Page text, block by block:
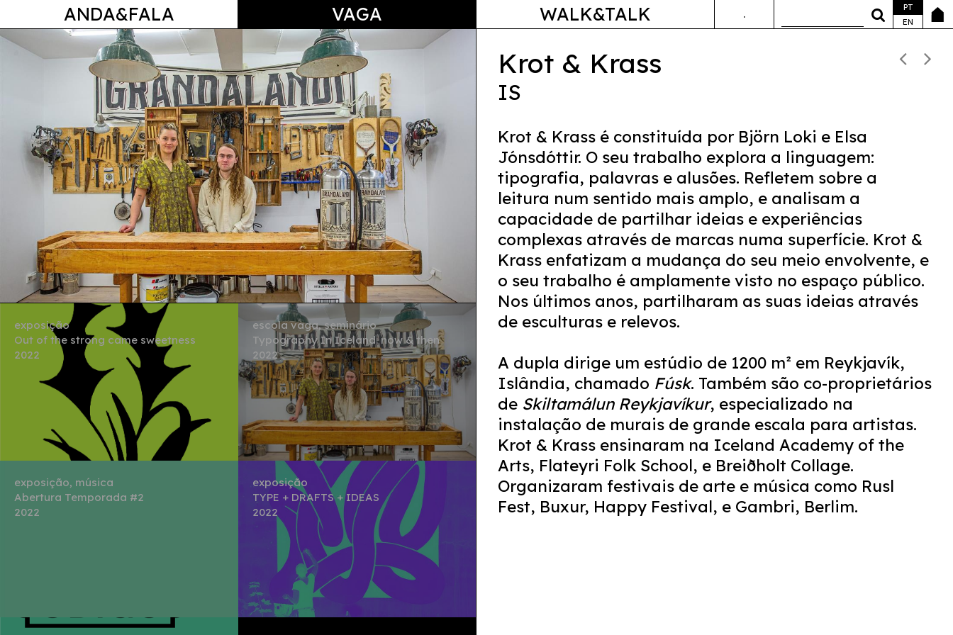
ANDA&FALA
ANDA&FALA VAGA WALK&TALK .
PT
EN
exposição
Out of the strong came sweetness
2022
escola vaga, seminário
Typography In Iceland: now & then
2022
exposição, música
Abertura Temporada #2
2022
exposição
TYPE + DRAFTS + IDEAS
2022
Krot & Krass
IS
Krot & Krass é constituída por Björn Loki e Elsa
Jónsdóttir. O seu trabalho explora a linguagem:
tipografia, palavras e alusões. Refletem sobre a
leitura num sentido mais amplo, e analisam a
capacidade de partilhar ideias e experiências
complexas através de marcas numa superfície. Krot &
Krass enfatizam a mudança do seu meio envolvente, e
o seu trabalho é amplamente visto no espaço público.
Nos últimos anos, partilharam as suas ideias através
de esculturas e relevos.
A dupla dirige um estúdio de 1200 m² em Reykjavík,
Islândia, chamado Fúsk. Também são co-proprietários
de Skiltamálun Reykjavíkur, especializado na
instalação de murais de grande escala para artistas.
Krot & Krass ensinaram na Iceland Academy of the
Arts, Flateyri Folk School, e Breiðholt Collage.
Organizaram festivais de arte e música como Rusl
Fest, Buxur, Happy Festival, e Gambri, Berlim.